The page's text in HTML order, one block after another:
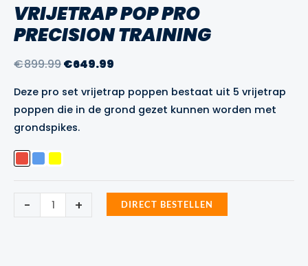
VRIJETRAP POP PRO
PRECISION TRAINING
€899.99Oorspronkelijke
was:
€899.99.
€649.99
is:
€649.99.
Deze pro set vrijetrap poppen bestaat uit 5 vrijetrap
poppen die in de grond gezet kunnen worden met
grondspikes.
-
Vrijetrap
Pop
+ DIRECT BESTELLEN